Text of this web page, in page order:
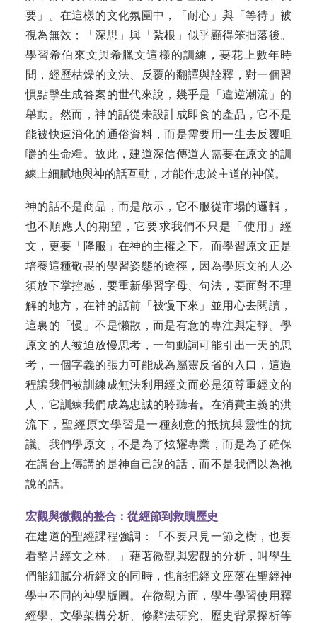
要」。在這樣的文化氛圍中，「耐心」與「等待」被
視為無效；「深思」與「紮根」似乎顯得笨拙落後。
學習希伯來文與希臘文這樣的訓練，要花上數年時
間，經歷枯燥的文法、反覆的翻譯與詮釋，對一個習
慣點擊生成答案的世代來說，幾乎是「違逆潮流」的
舉動。然而，神的話從未設計成即食的產品，它不是
能被快速消化的通俗資料，而是需要用一生去反覆咀
嚼的生命糧。故此，建道深信傳道人需要在原文的訓
練上細膩地與神的話互動，才能作忠於主道的神僕。
神的話不是商品，而是啟示，它不服從市場的邏輯，
也不順應人的期望，它要求我們不只是「使用」經
文，更要「降服」在神的主權之下。而學習原文正是
培養這種敬畏的學習姿態的途徑，因為學原文的人必
須放下掌控感，要重新學習字母、句法，要面對不理
解的地方，在神的話前「被慢下來」並用心去閱讀，
這裏的「慢」不是懶散，而是有意的專注與定靜。學
原文的人被迫放慢思考，一句動詞可能引出一天的思
考，一個字義的張力可能成為屬靈反省的入口，這過
程讓我們被訓練成無法利用經文而必是須尊重經文的
人，它訓練我們成為忠誠的聆聽者。 在消費主義的洪
流下，聖經原文學習是一種刻意的抵抗與靈性的抗
議。我們學原文，不是為了炫耀專業，而是為了確保
在講台上傳講的是神自己說的話，而不是我們以為祂
說的話。
宏觀與微觀的整合：從經節到救贖歷史
在建道的聖經課程強調：「不要只見一節之樹，也要
看整片經文之林。」藉著微觀與宏觀的分析，叫學生
們能細膩分析經文的同時，也能把經文座落在聖經神
學中不同的神學版圖。在微觀方面，學生學習使用釋
經學、文學架構分析、修辭法研究、歷史背景探析等